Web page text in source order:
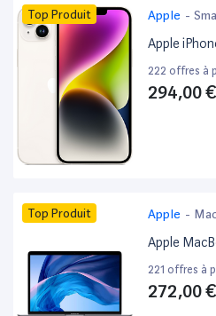
Top Produit Apple -
Apple
222 offres à
294,00 €
Top Produit Apple -
Apple
221 offres à
272,00 €